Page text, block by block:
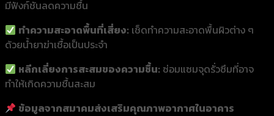
มีฟังก์ชันลดความชื้น
ทำความสะอาดพื้นที่เสี่ยง: เช็ดทำความสะอาดพื้นผิวต่าง ๆ
ด้วยน้ำยาฆ่าเชื้อเป็นประจำ
หลีกเลี่ยงการสะสมของความชื้น: ซ่อมแซมจุดรั่วซึมที่อาจ
ทำให้เกิดความชื้นสะสม
ข้อมูลจากสมาคมส่งเสริมคุณภาพอากาศในอาคาร